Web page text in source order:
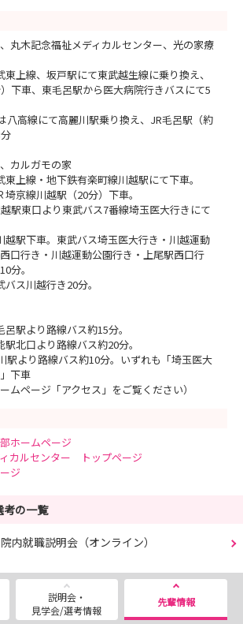
丸木記念福祉メディカルセンター、光の家療
上線、坂戸駅にて東武越生線に乗り換え、
下車、東毛呂駅から医大病院行きバスにて5
八高線にて高麗川駅乗り換え、JR毛呂駅（約
カルガモの家
上線・地下鉄有楽町線川越駅にて下車。
京線川越駅（20分）下車。
駅東口より東武バス7番線埼玉医大行きにて
越駅下車。東武バス埼玉医大行き・川越運動
口行き・川越運動公園行き・上尾駅西口行
分。
ス川越行き20分。
駅より路線バス約15分。
北口より路線バス約20分。
駅より路線バス約10分。いずれも「埼玉医大
下車
ムページ「アクセス」をご覧ください）
ホームページ
カルセンター トップページ
ジ
考の一覧
院内就職説明会（オンライン）
説明会・
見学会/選考情報
先輩情報